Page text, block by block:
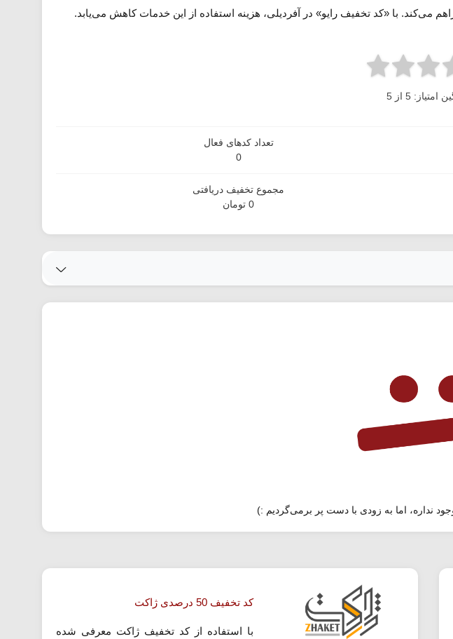
می‌کند. با «کد تخفیف رایو» در آفردیلی، هزینه استفاده از این خدمات کاهش می‌یابد.
امتیاز: 5 از 5
تعداد کدهای فعال
0
مجموع تخفیف دریافتی
0 تومان
نداره، اما به زودی با دست پر برمی‌گردیم :)
کد تخفیف 50 درصدی ژاکت
با استفاده از کد تخفیف ژاکت معرفی شده